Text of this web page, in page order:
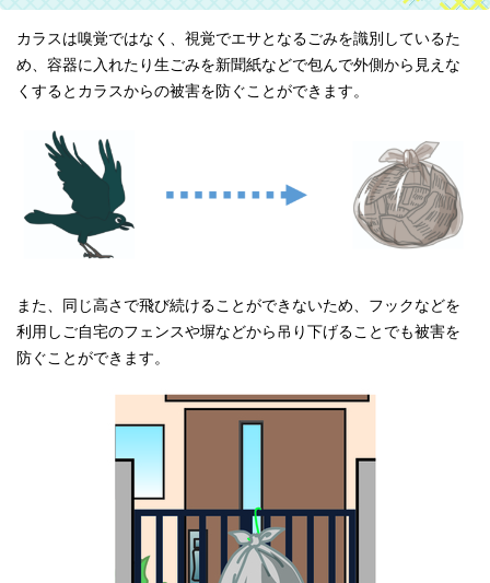
カラスは嗅覚ではなく、視覚でエサとなるごみを識別しているた
め、容器に入れたり生ごみを新聞紙などで包んで外側から見えな
くするとカラスからの被害を防ぐことができます。
また、同じ高さで飛び続けることができないため、フックなどを
利用しご自宅のフェンスや塀などから吊り下げることでも被害を
防ぐことができます。